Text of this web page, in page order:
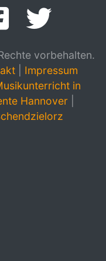
vorbehalten.
Impressum
in
Hannover